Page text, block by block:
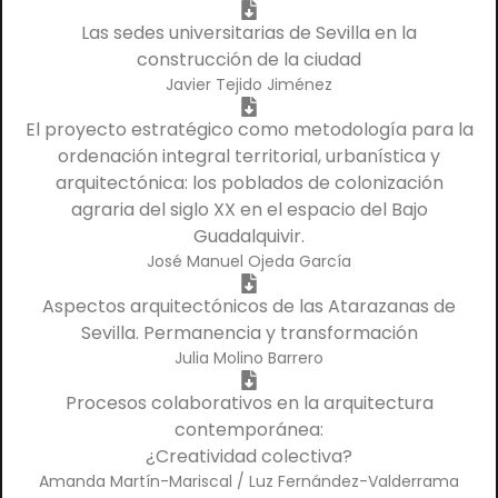
Las sedes universitarias de Sevilla en la
construcción de la ciudad
Javier Tejido Jiménez
El proyecto estratégico como metodología para la
ordenación integral territorial, urbanística y
arquitectónica: los poblados de colonización
agraria del siglo XX en el espacio del Bajo
Guadalquivir.
José Manuel Ojeda García
Aspectos arquitectónicos de las Atarazanas de
Sevilla. Permanencia y transformación
Julia Molino Barrero
Procesos colaborativos en la arquitectura
contemporánea:
¿Creatividad colectiva?
Amanda Martín-Mariscal / Luz Fernández-Valderrama